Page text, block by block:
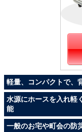
軽量、コンパクトで、
水源にホースを入れ軽
能
一般のお宅や町会の防